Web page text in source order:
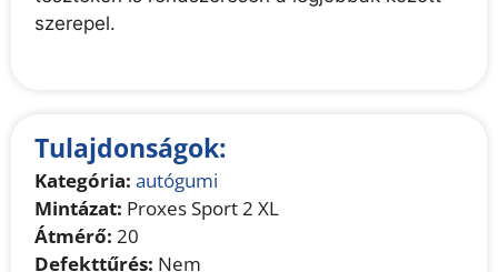
szerepel.
Tulajdonságok:
Kategória: autógumi
Mintázat: Proxes Sport 2 XL
Átmérő: 20
Defekttűrés: Nem